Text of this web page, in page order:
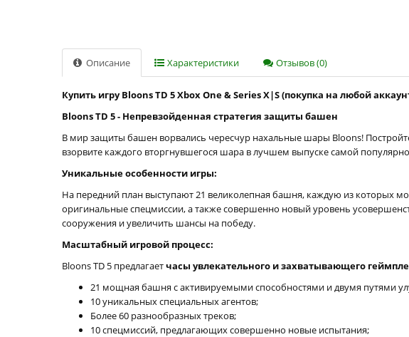
Описание Характеристики Отзывов (0)
Купить игру Bloons TD 5 Xbox One & Series X|S (покупка на любой
Bloons TD 5 - Непревзойденная стратегия защиты башен
В мир защиты башен ворвались чересчур нахальные шары Bloons!
взорвите каждого вторгнувшегося шара в лучшем выпуске самой
Уникальные особенности игры:
На передний план выступают 21 великолепная башня, каждую из которых
оригинальные спецмиссии, а также совершенно новый уровень
сооружения и увеличить шансы на победу.
Масштабный игровой процесс:
Bloons TD 5 предлагаетчасы увлекательного и захватывающего
21 мощная башня с активируемыми способностями и двумя путями
10 уникальных специальных агентов;
Более 60 разнообразных треков;
10 спецмиссий, предлагающих совершенно новые испытания;